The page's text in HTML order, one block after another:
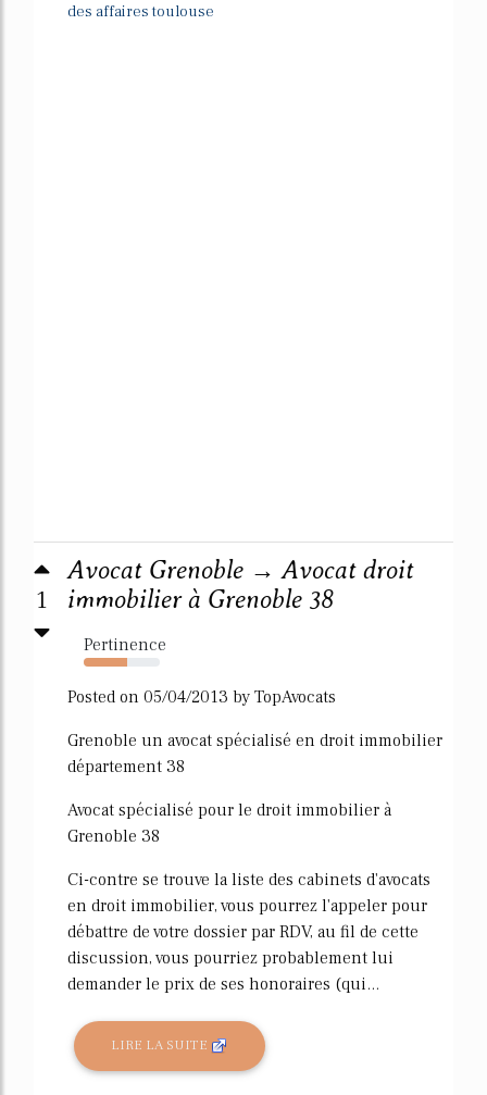
des affaires toulouse
1
Avocat Grenoble → Avocat droit
immobilier à Grenoble 38
Pertinence
57%
Posted on 05/04/2013 by TopAvocats
Grenoble un avocat spécialisé en droit immobilier
département 38
Avocat spécialisé pour le droit immobilier à
Grenoble 38
Ci-contre se trouve la liste des cabinets d'avocats
en droit immobilier, vous pourrez l'appeler pour
débattre de votre dossier par RDV, au fil de cette
discussion, vous pourriez probablement lui
demander le prix de ses honoraires (qui...
LIRE LA SUITE